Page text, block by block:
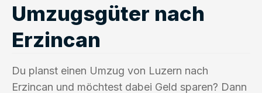
Umzugsgüter nach
Erzincan
Du planst einen Umzug von Luzern nach
Erzincan und möchtest dabei Geld sparen? Dann